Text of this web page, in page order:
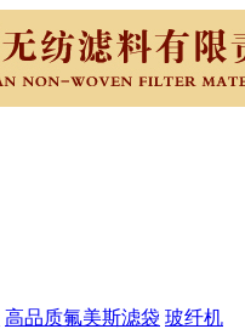
高品质氟美斯滤袋 玻纤机